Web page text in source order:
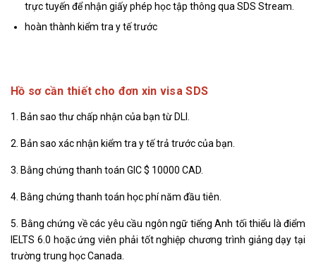
trực tuyến để nhận giấy phép học tập thông qua SDS Stream.
hoàn thành kiểm tra y tế trước
Hồ sơ cần thiết cho đơn xin visa SDS
1. Bản sao thư chấp nhận của bạn từ DLI.
2. Bản sao xác nhận kiểm tra y tế trả trước của bạn.
3. Bằng chứng thanh toán GIC $ 10000 CAD.
4. Bằng chứng thanh toán học phí năm đầu tiên.
5. Bằng chứng về các yêu cầu ngôn ngữ tiếng Anh tối thiểu là điểm
IELTS 6.0 hoặc ứng viên phải tốt nghiệp chương trình giảng dạy tại
trường trung học Canada.